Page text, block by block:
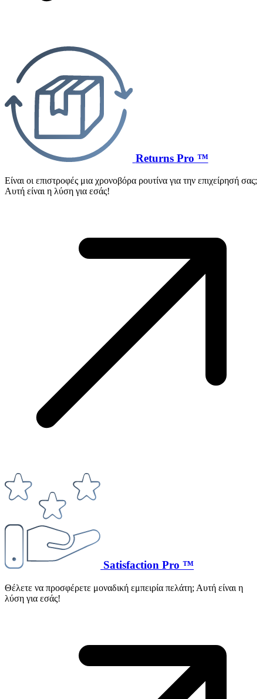
Returns Pro ™
Είναι οι επιστροφές μια χρονοβόρα ρουτίνα για την επιχείρησή σας;
Αυτή είναι η λύση για εσάς!
Satisfaction Pro ™
Θέλετε να προσφέρετε μοναδική εμπειρία πελάτη; Αυτή είναι η
λύση για εσάς!